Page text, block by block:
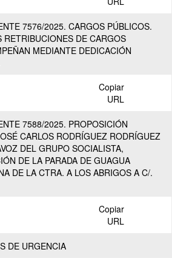
7576/2025. CARGOS PÚBLICOS.
DE CARGOS
MEDIANTE DEDICACIÓN
Copiar
URL
7588/2025. PROPOSICIÓN
CARLOS RODRÍGUEZ RODRÍGUEZ
DEL GRUPO SOCIALISTA,
DE LA PARADA DE GUAGUA
DE LA CTRA. A LOS ABRIGOS A C/.
Copiar
URL
DE URGENCIA